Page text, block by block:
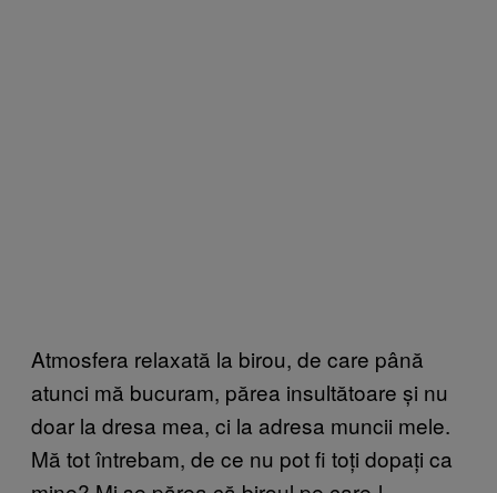
Atmosfera relaxată la birou, de care până
atunci mă bucuram, părea insultătoare și nu
doar la dresa mea, ci la adresa muncii mele.
Mă tot întrebam, de ce nu pot fi toți dopați ca